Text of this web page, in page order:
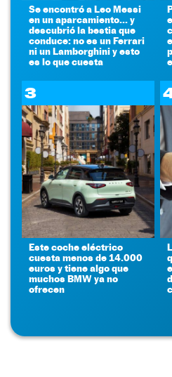
Se encontró a Leo Messi
en un aparcamiento... y
descubrió la bestia que
conduce: no es un Ferrari
ni un Lamborghini y esto
es lo que cuesta
3
Este coche eléctrico
cuesta menos de 14.000
euros y tiene algo que
muchos BMW ya no
ofrecen